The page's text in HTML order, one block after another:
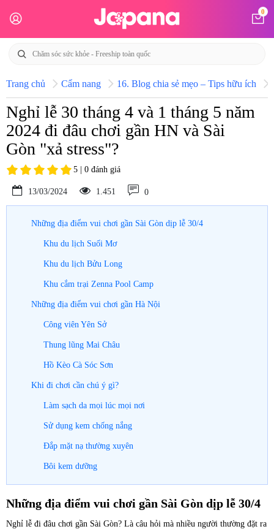
0
Trang chủ Cẩm nang 16. Blog chia sẻ mẹo – Tips hữu ích
Nghỉ lễ 30 tháng 4 và 1 tháng 5 năm
2024 đi đâu chơi gần HN và Sài
Gòn "xả stress"?
5 | 0 đánh giá
13/03/2024 1.451 0
Những địa điểm vui chơi gần Sài Gòn dịp lễ 30/4
Khu du lịch Suối Mơ
Khu du lịch Bửu Long
Khu cắm trại Zenna Pool Camp
Những địa điểm vui chơi gần Hà Nội
Công viên Yên Sở
Thung lũng Mai Châu
Hồ Kèo Cà Sóc Sơn
Khi đi chơi cần chú ý gì?
Làm sạch da mọi lúc mọi nơi
Sử dụng kem chống nắng
Đắp mặt nạ thường xuyên
Bôi kem dưỡng
Những địa điểm vui chơi gần Sài Gòn dịp lễ 30/4
Nghỉ lễ đi đâu chơi gần Sài Gòn? Là câu hỏi mà nhiều người thường đặt ra